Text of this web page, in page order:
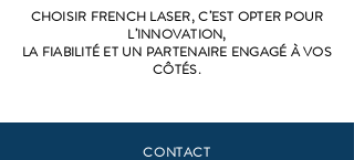
CHOISIR FRENCH LASER, C’EST OPTER POUR
L’INNOVATION,
LA FIABILITÉ ET UN PARTENAIRE ENGAGÉ À VOS
CÔTÉS.
CONTACT